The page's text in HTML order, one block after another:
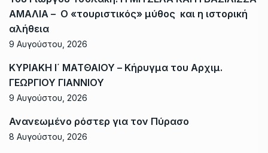
ΑΜΑΛΙΑ – Ο «τουριστικός» μύθος και η ιστορική
αλήθεια
9 Αυγούστου, 2026
ΚΥΡΙΑΚΗ Ι΄ ΜΑΤΘΑΙΟΥ – Κήρυγμα του Αρχιμ.
ΓΕΩΡΓΙΟΥ ΓΙΑΝΝΙΟΥ
9 Αυγούστου, 2026
Ανανεωμένο ρόστερ για τον Πύρασο
8 Αυγούστου, 2026